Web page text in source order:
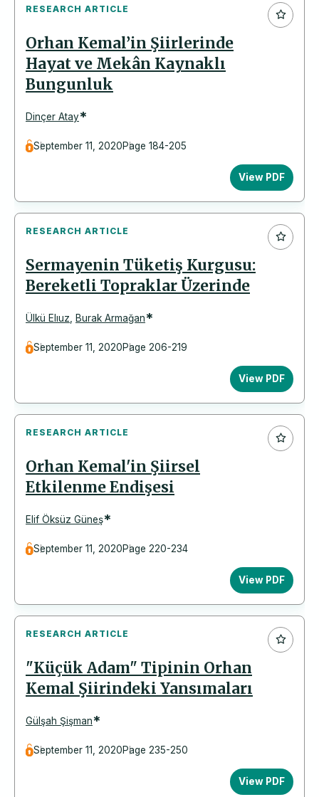
RESEARCH ARTICLE
Orhan Kemal’in Şiirlerinde
Hayat ve Mekân Kaynaklı
Bungunluk
Dinçer Atay*
September 11, 2020Page 184-205
View PDF
RESEARCH ARTICLE
Sermayenin Tüketiş Kurgusu:
Bereketli Topraklar Üzerinde
Ülkü Elıuz Burak Armağan*
September 11, 2020Page 206-219
View PDF
RESEARCH ARTICLE
Orhan Kemal'in Şiirsel
Etkilenme Endişesi
Elif Öksüz Güneş*
September 11, 2020Page 220-234
View PDF
RESEARCH ARTICLE
"Küçük Adam" Tipinin Orhan
Kemal Şiirindeki Yansımaları
Gülşah Şişman*
September 11, 2020Page 235-250
View PDF